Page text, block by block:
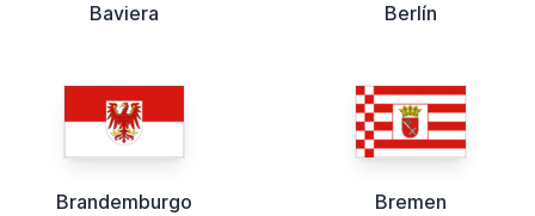
Baviera Berlín
Brandemburgo Bremen